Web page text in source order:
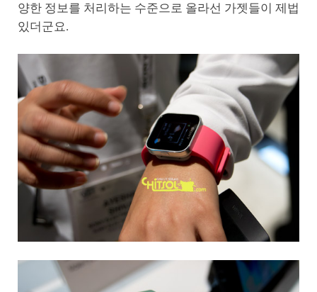
양한 정보를 처리하는 수준으로 올라선 가젯들이 제법
있더군요.